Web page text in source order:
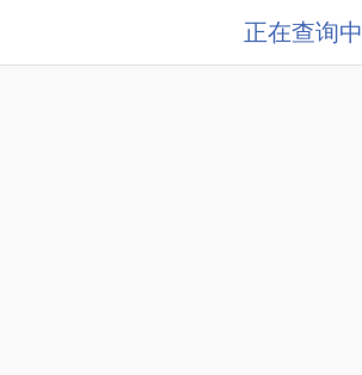
正在查询中